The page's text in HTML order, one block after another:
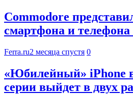
Commodore
смартфона и телефона
Ferra.ru2 месяца спустя 0
«Юбилейный» iPhone
серии выйдет в двух